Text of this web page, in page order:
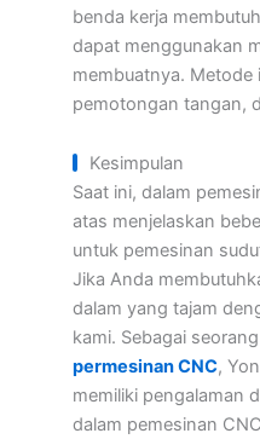
benda kerja
dapat menggunakan
membuatnya. Metode
pemotongan tangan,
Kesimpulan
Saat ini, dalam
atas menjelaskan
untuk pemesinan
Jika Anda
dalam yang tajam
kami. Sebagai
permesinan CNC,
memiliki pengalaman
dalam pemesinan